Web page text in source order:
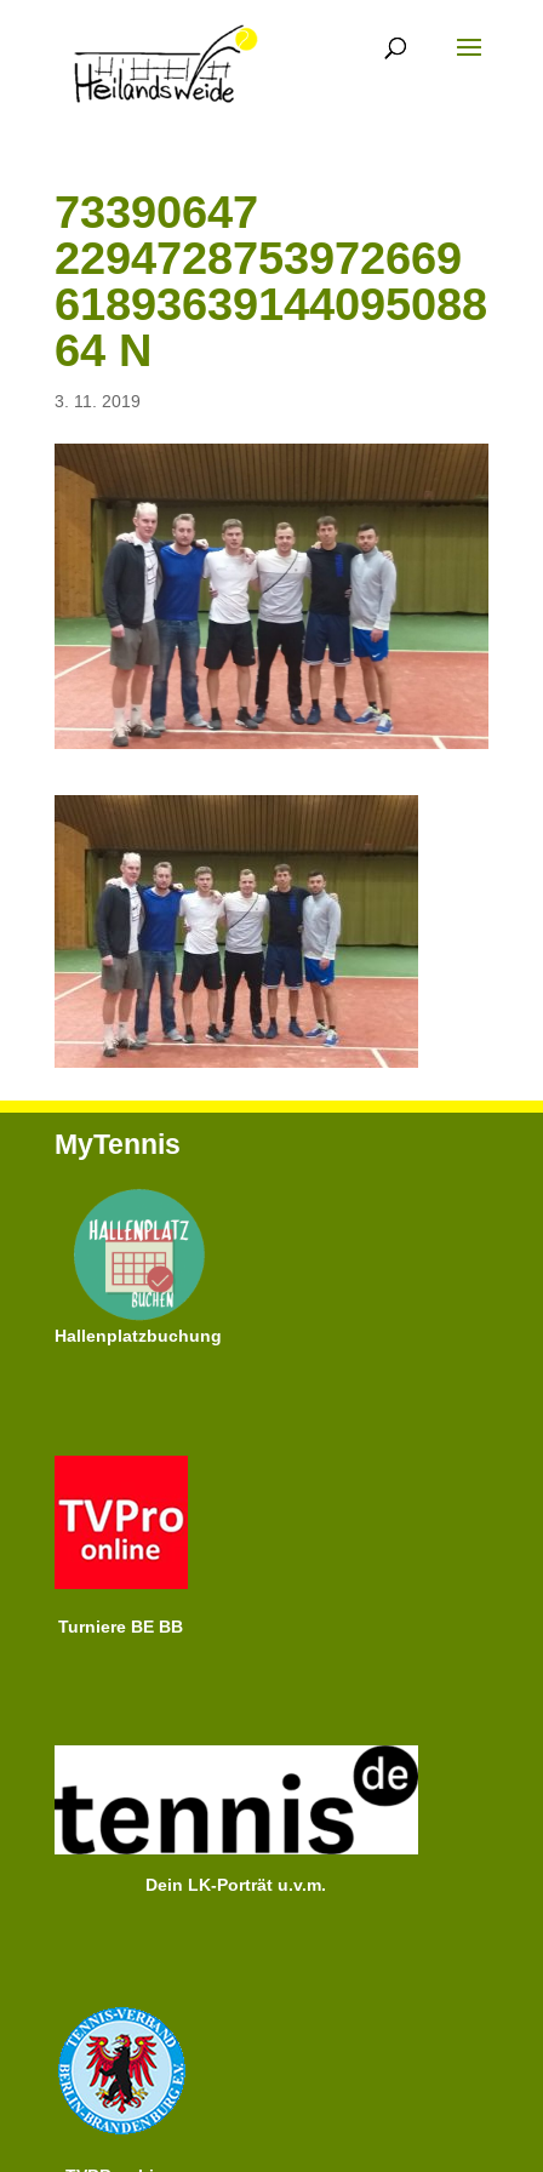
73390647
2294728753972669
61893639144095088
64 N
3. 11. 2019
MyTennis
Hallenplatzbuchung
Turniere BE BB
Dein LK-Porträt u.v.m.